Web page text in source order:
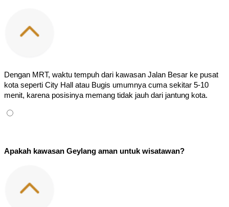
Dengan MRT, waktu tempuh dari kawasan Jalan Besar ke pusat
kota seperti City Hall atau Bugis umumnya cuma sekitar 5-10
menit, karena posisinya memang tidak jauh dari jantung kota.
Apakah kawasan Geylang aman untuk wisatawan?